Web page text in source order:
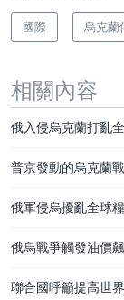
國際 烏克蘭
相關內容
俄入侵烏克蘭打亂
普京發動的烏克蘭
俄軍侵烏擾亂全球
俄烏戰爭觸發油價
聯合國呼籲提高世